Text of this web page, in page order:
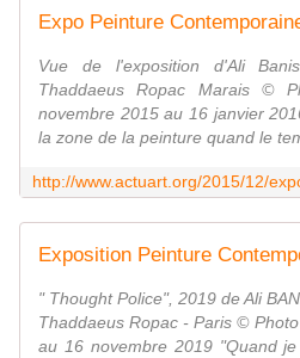
Vue de l'exposition d'Ali
Thaddaeus Ropac Marais ©
novembre 2015 au 16 janvier
la zone de la peinture quand le
" Thought Police", 2019 de Ali
Thaddaeus Ropac - Paris ©
au 16 novembre 2019 "Quand